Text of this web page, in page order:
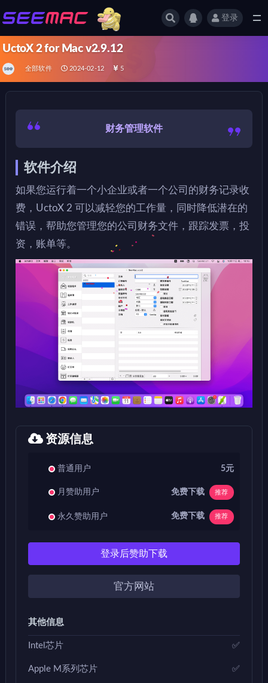
登录
UctoX 2 for Mac v2.9.12
全部软件 2024-02-12 5
财务管理软件
软件介绍
如果您运行着一个小企业或者一个公司的财务记录收
费，UctoX 2 可以减轻您的工作量，同时降低潜在的
错误，帮助您管理您的公司财务文件，跟踪发票，投
资，账单等。
资源信息
普通用户 5元
月赞助用户 免费下载 推荐
永久赞助用户 免费下载 推荐
登录后赞助下载
官方网站
其他信息
Intel芯片 ✅
Apple M系列芯片 ✅